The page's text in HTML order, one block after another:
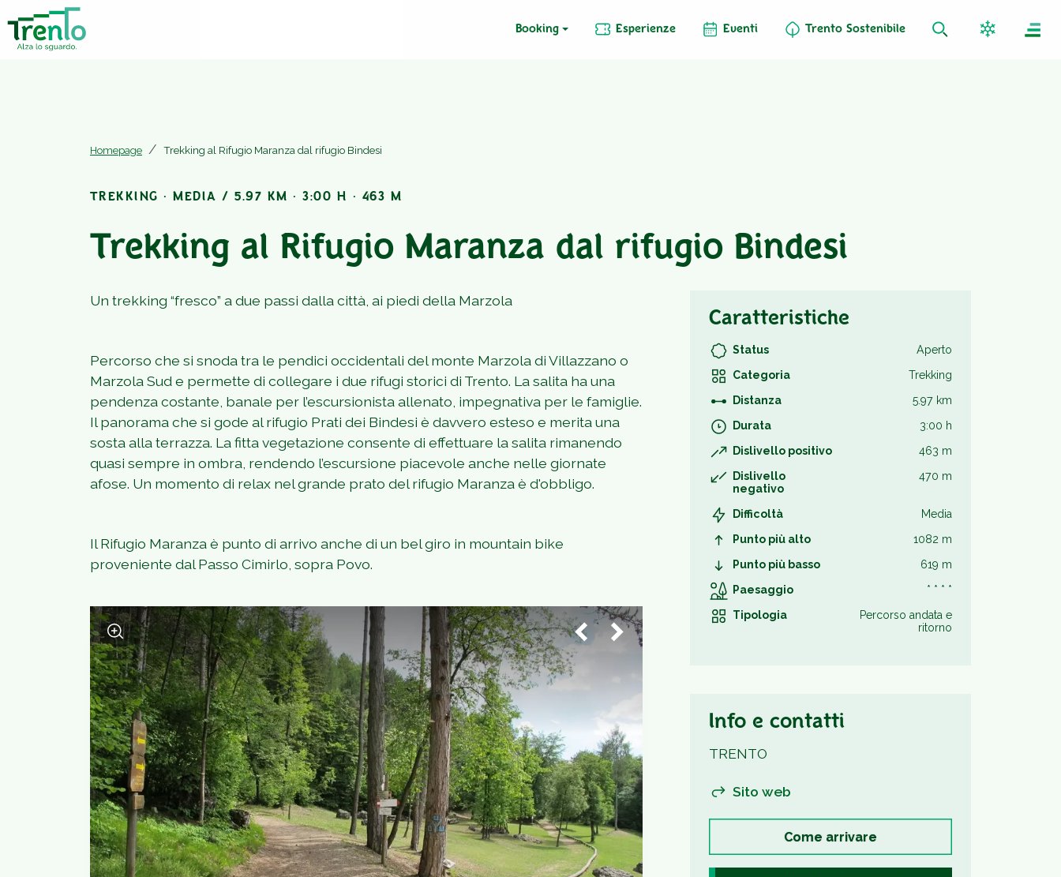
Booking Esperienze Eventi Trento Sostenibile
Homepage Trekking al Rifugio Maranza dal rifugio Bindesi
Trekking al Rifugio Maranza dal rifugio Bindesi
TREKKING · MEDIA / 5.97 KM · 3:00 H · 463 M
Un trekking “fresco” a due passi dalla città, ai piedi della Marzola
Percorso che si snoda tra le pendici occidentali del monte Marzola di Villazzano o
Marzola Sud e permette di collegare i due rifugi storici di Trento. La salita ha una
pendenza costante, banale per l’escursionista allenato, impegnativa per le famiglie.
Il panorama che si gode al rifugio Prati dei Bindesi è davvero esteso e merita una
sosta alla terrazza. La fitta vegetazione consente di effettuare la salita rimanendo
quasi sempre in ombra, rendendo l’escursione piacevole anche nelle giornate
afose. Un momento di relax nel grande prato del rifugio Maranza è d'obbligo.
Il Rifugio Maranza è punto di arrivo anche di un bel giro in mountain bike
proveniente dal Passo Cimirlo, sopra Povo.
Caratteristiche
Status
Aperto
Categoria
Trekking
Distanza
5.97 km
Durata
3:00 h
Dislivello positivo
463 m
Dislivello
negativo
470 m
Difficoltà
Media
Punto più alto
1082 m
Punto più basso
619 m
Paesaggio
* * * *
Tipologia
Percorso andata e
ritorno
Info e contatti
TRENTO
Sito web
Come arrivare